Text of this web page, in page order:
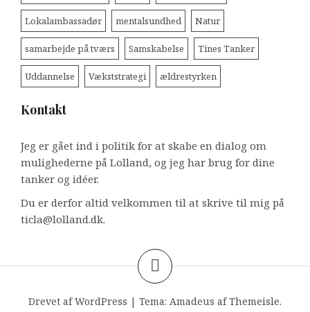
Lokalambassadør mentalsundhed Natur
samarbejde på tværs Samskabelse Tines Tanker
Uddannelse Vækststrategi ældrestyrken
Kontakt
Jeg er gået ind i politik for at skabe en dialog om
mulighederne på Lolland, og jeg har brug for dine
tanker og idéer.
Du er derfor altid velkommen til at skrive til mig på
ticla@lolland.dk.
Drevet af WordPress | Tema: Amadeus af Themeisle.